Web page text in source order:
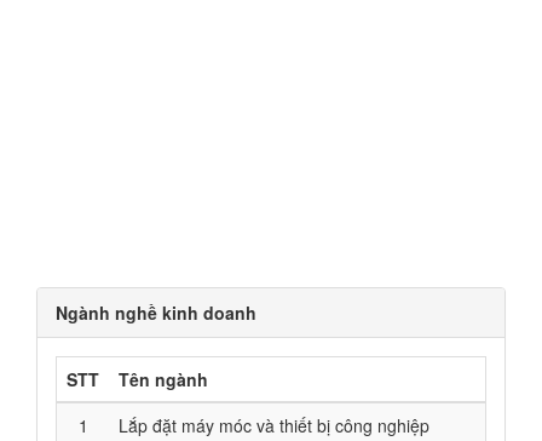
Ngành nghề kinh doanh
STT
Tên ngành
1
Lắp đặt máy móc và thiết bị công nghiệp